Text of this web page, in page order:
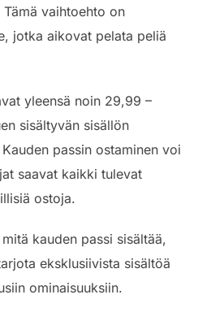
vaihtoehto on
jotka aikovat pelata peliä
yleensä noin 29,99 –
sisältyvän sisällön
passin ostaminen voi
saavat kaikki tulevat
ostoja.
kauden passi sisältää,
eksklusiivista sisältöä
ominaisuuksiin.